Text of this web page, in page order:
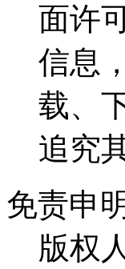
面许
信息
载、
追究
免责申
版权